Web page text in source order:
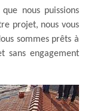
nous puissions
projet, nous vous
sommes prêts à
sans engagement